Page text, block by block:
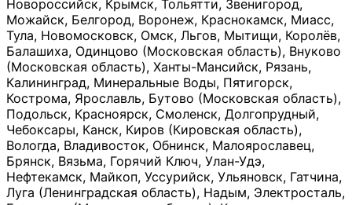
Новороссийск, Крымск, Тольятти, Звенигород,
Можайск, Белгород, Воронеж, Краснокамск, Миасс,
Тула, Новомосковск, Омск, Льгов, Мытищи, Королёв,
Балашиха, Одинцово (Московская область), Внуково
(Московская область), Ханты-Мансийск, Рязань,
Калининград, Минеральные Воды, Пятигорск,
Кострома, Ярославль, Бутово (Московская область),
Подольск, Красноярск, Смоленск, Долгопрудный,
Чебоксары, Канск, Киров (Кировская область),
Вологда, Владивосток, Обнинск, Малоярославец,
Брянск, Вязьма, Горячий Ключ, Улан-Удэ,
Нефтекамск, Майкоп, Уссурийск, Ульяновск, Гатчина,
Луга (Ленинградская область), Надым, Электросталь,